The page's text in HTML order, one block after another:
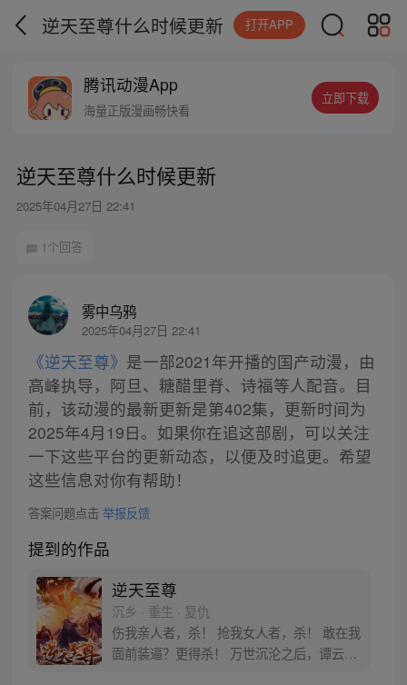
逆天至尊什么时候更新 打开APP
腾讯动漫App
海量正版漫画畅快看
立即下载
逆天至尊什么时候更新
2025年04月27日 22:41
1个回答
雾中乌鸦
2025年04月27日 22:41
《逆天至尊》 是一部2021年开播的国产动漫，由
高峰执导，阿旦、糖醋里脊、诗福等人配音。目
前，该动漫的最新更新是第402集，更新时间为
2025年4月19日。如果你在追这部剧，可以关注
一下这些平台的更新动态，以便及时追更。希望
这些信息对你有帮助！
答案问题点击 举报反馈
提到的作品
逆天至尊
沉乡 · 重生 · 复仇
伤我亲人者，杀！ 抢我女人者，杀！ 敢在我
面前装逼？更得杀！ 万世沉沦之后，谭云终